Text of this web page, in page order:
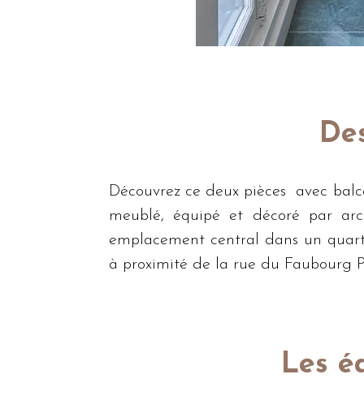
Découvrez ce deux pièces  avec
meublé, équipé et décoré par
emplacement central dans un
à proximité de la rue du Faubourg
plumassiers et rénové en 2024,
Les